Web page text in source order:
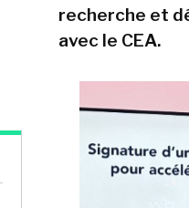
recherche et
avec le CEA.